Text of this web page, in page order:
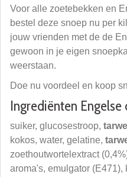
Voor alle zoetebekken en
bestel deze snoep nu per
jouw vrienden met de de
gewoon in je eigen
weerstaan.
Doe nu voordeel en koop
Ingrediënten Engelse
suiker, glucosestroop,
kokos, water, gelatine,
zoethoutwortelextract
aroma's, emulgator